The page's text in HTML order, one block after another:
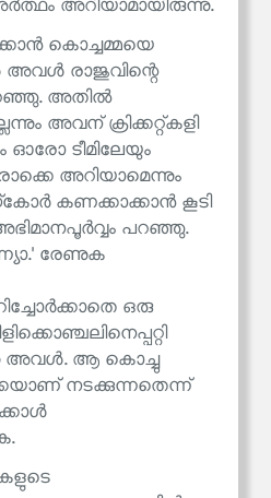
അറിയാമായിരുന്നു.
കൊച്ചമ്മയെ
രാജുവിന്റെ
അതിൽ
അവന് ക്രിക്കറ്റ്കളി
ഓരോ ടീമിലേയും
അറിയാമെന്നും
കണക്കാക്കാൻ കൂടി
പറഞ്ഞു.
രേണുക
ഒരു
അവൾ. ആ കൊച്ചു
നടക്കുന്നതെന്ന്